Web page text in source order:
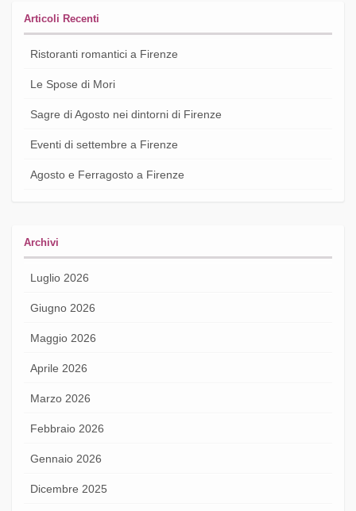
Articoli Recenti
Ristoranti romantici a Firenze
Le Spose di Mori
Sagre di Agosto nei dintorni di Firenze
Eventi di settembre a Firenze
Agosto e Ferragosto a Firenze
Archivi
Luglio 2026
Giugno 2026
Maggio 2026
Aprile 2026
Marzo 2026
Febbraio 2026
Gennaio 2026
Dicembre 2025